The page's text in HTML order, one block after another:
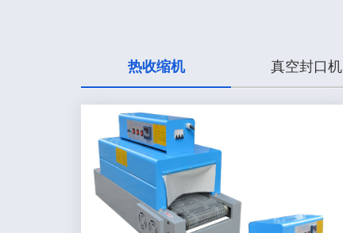
热收缩机 真空封口机